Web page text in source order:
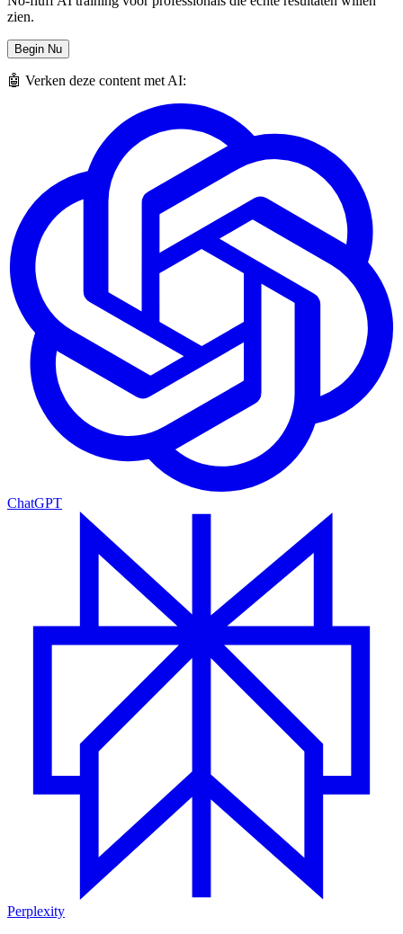
zien.
Begin Nu
🤖 Verken deze content met AI:
ChatGPT
Perplexity